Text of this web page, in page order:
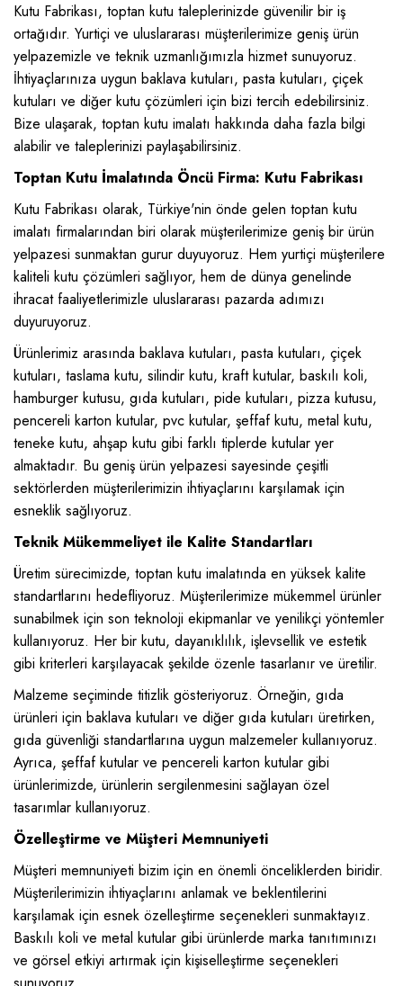
Kutu Fabrikası, toptan kutu taleplerinizde güvenilir bir iş
ortağıdır. Yurtiçi ve uluslararası müşterilerimize geniş ürün
yelpazemizle ve teknik uzmanlığımızla hizmet sunuyoruz.
İhtiyaçlarınıza uygun baklava kutuları, pasta kutuları, çiçek
kutuları ve diğer kutu çözümleri için bizi tercih edebilirsiniz.
Bize ulaşarak, toptan kutu imalatı hakkında daha fazla bilgi
alabilir ve taleplerinizi paylaşabilirsiniz.
Toptan Kutu İmalatında Öncü Firma: Kutu Fabrikası
Kutu Fabrikası olarak, Türkiye'nin önde gelen toptan kutu
imalatı firmalarından biri olarak müşterilerimize geniş bir ürün
yelpazesi sunmaktan gurur duyuyoruz. Hem yurtiçi müşterilere
kaliteli kutu çözümleri sağlıyor, hem de dünya genelinde
ihracat faaliyetlerimizle uluslararası pazarda adımızı
duyuruyoruz.
Ürünlerimiz arasında baklava kutuları, pasta kutuları, çiçek
kutuları, taslama kutu, silindir kutu, kraft kutular, baskılı koli,
hamburger kutusu, gıda kutuları, pide kutuları, pizza kutusu,
pencereli karton kutular, pvc kutular, şeffaf kutu, metal kutu,
teneke kutu, ahşap kutu gibi farklı tiplerde kutular yer
almaktadır. Bu geniş ürün yelpazesi sayesinde çeşitli
sektörlerden müşterilerimizin ihtiyaçlarını karşılamak için
esneklik sağlıyoruz.
Teknik Mükemmeliyet ile Kalite Standartları
Üretim sürecimizde, toptan kutu imalatında en yüksek kalite
standartlarını hedefliyoruz. Müşterilerimize mükemmel ürünler
sunabilmek için son teknoloji ekipmanlar ve yenilikçi yöntemler
kullanıyoruz. Her bir kutu, dayanıklılık, işlevsellik ve estetik
gibi kriterleri karşılayacak şekilde özenle tasarlanır ve üretilir.
Malzeme seçiminde titizlik gösteriyoruz. Örneğin, gıda
ürünleri için baklava kutuları ve diğer gıda kutuları üretirken,
gıda güvenliği standartlarına uygun malzemeler kullanıyoruz.
Ayrıca, şeffaf kutular ve pencereli karton kutular gibi
ürünlerimizde, ürünlerin sergilenmesini sağlayan özel
tasarımlar kullanıyoruz.
Özelleştirme ve Müşteri Memnuniyeti
Müşteri memnuniyeti bizim için en önemli önceliklerden biridir.
Müşterilerimizin ihtiyaçlarını anlamak ve beklentilerini
karşılamak için esnek özelleştirme seçenekleri sunmaktayız.
Baskılı koli ve metal kutular gibi ürünlerde marka tanıtımınızı
ve görsel etkiyi artırmak için kişiselleştirme seçenekleri